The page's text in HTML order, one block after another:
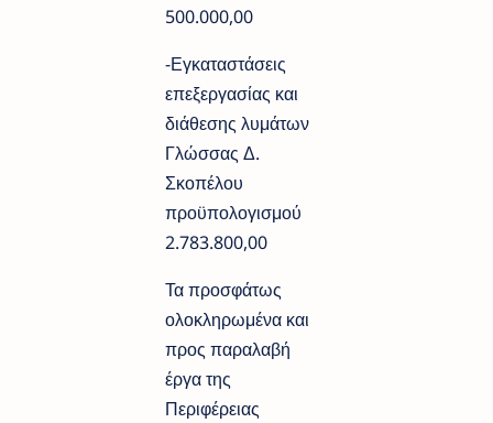
500.000,00
-Εγκαταστάσεις
επεξεργασίας και
διάθεσης λυμάτων
Γλώσσας Δ.
Σκοπέλου
προϋπολογισμού
2.783.800,00
Τα προσφάτως
ολοκληρωμένα και
προς παραλαβή
έργα της
Περιφέρειας